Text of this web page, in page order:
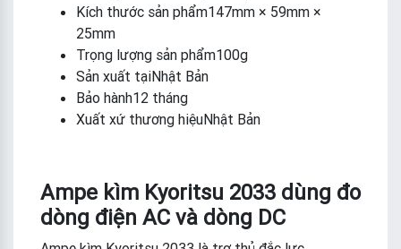
Kích thước sản phẩm147mm × 59mm ×
25mm
Trọng lượng sản phẩm100g
Sản xuất tạiNhật Bản
Bảo hành12 tháng
Xuất xứ thương hiệuNhật Bản
Ampe kìm Kyoritsu 2033 dùng đo
dòng điện AC và dòng DC